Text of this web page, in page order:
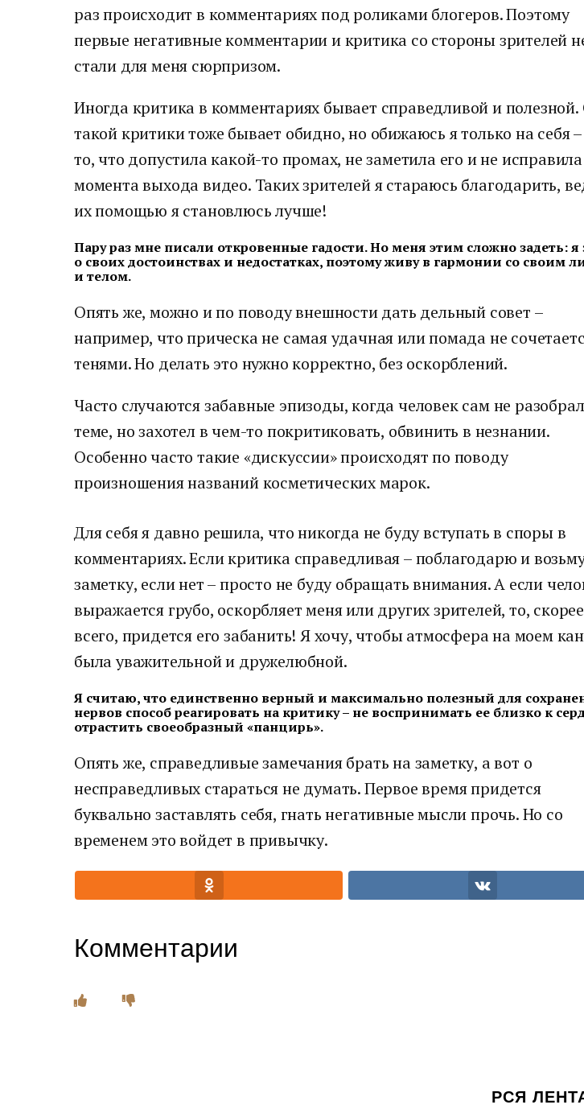
раз происходит в комментариях под роликами блогеров. Поэтому
первые негативные комментарии и критика со стороны зрителей
стали для меня сюрпризом.
Иногда критика в комментариях бывает справедливой и полезной.
такой критики тоже бывает обидно, но обижаюсь я только на себя –
то, что допустила какой-то промах, не заметила его и не
момента выхода видео. Таких зрителей я стараюсь благодарить,
их помощью я становлюсь лучше!
Пару раз мне писали откровенные гадости. Но меня этим сложно задеть: я
о своих достоинствах и недостатках, поэтому живу в гармонии со своим
и телом.
Опять же, можно и по поводу внешности дать дельный совет –
например, что прическа не самая удачная или помада не
тенями. Но делать это нужно корректно, без оскорблений.
Часто случаются забавные эпизоды, когда человек сам не
теме, но захотел в чем-то покритиковать, обвинить в незнании.
Особенно часто такие «дискуссии» происходят по поводу
произношения названий косметических марок.
Для себя я давно решила, что никогда не буду вступать в споры в
комментариях. Если критика справедливая – поблагодарю и
заметку, если нет – просто не буду обращать внимания. А если
выражается грубо, оскорбляет меня или других зрителей, то, скорее
всего, придется его забанить! Я хочу, чтобы атмосфера на моем
была уважительной и дружелюбной.
Я считаю, что единственно верный и максимально полезный для
нервов способ реагировать на критику – не воспринимать ее близко к
отрастить своеобразный «панцирь».
Опять же, справедливые замечания брать на заметку, а вот о
несправедливых стараться не думать. Первое время придется
буквально заставлять себя, гнать негативные мысли прочь. Но со
временем это войдет в привычку.
Комментарии
РСЯ